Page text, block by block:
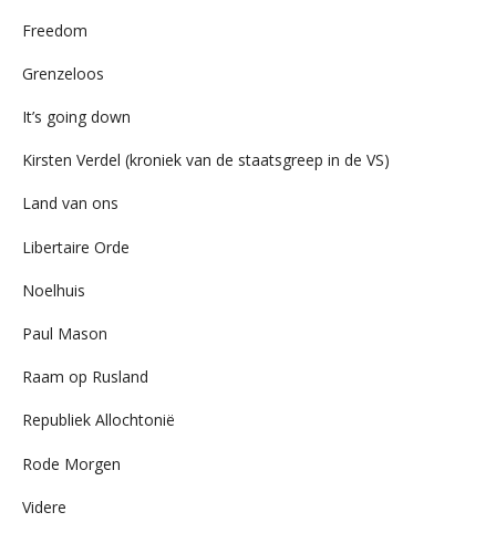
Freedom
Grenzeloos
It’s going down
Kirsten Verdel (kroniek van de staatsgreep in de VS)
Land van ons
Libertaire Orde
Noelhuis
Paul Mason
Raam op Rusland
Republiek Allochtonië
Rode Morgen
Videre